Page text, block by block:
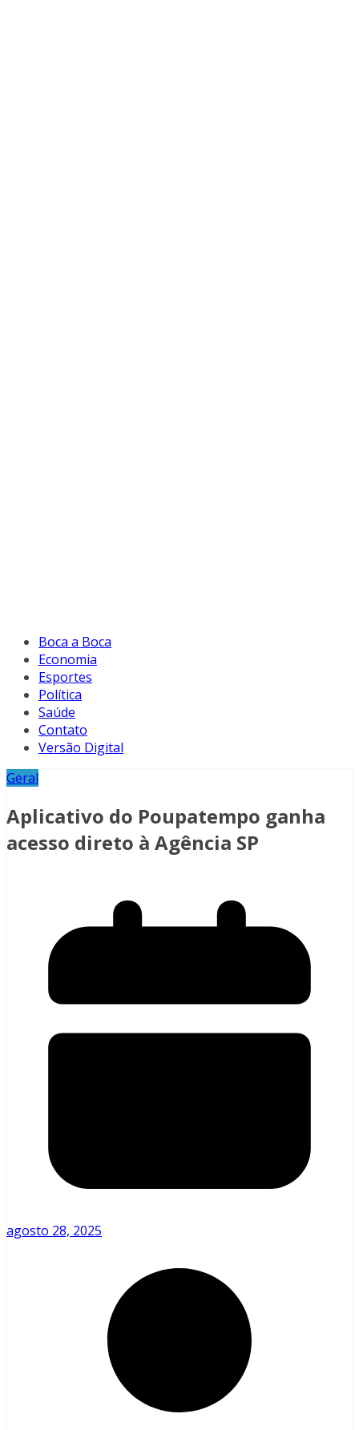
Boca a Boca
Economia
Esportes
Política
Saúde
Contato
Versão Digital
Geral
Aplicativo do Poupatempo ganha
acesso direto à Agência SP
agosto 28, 2025